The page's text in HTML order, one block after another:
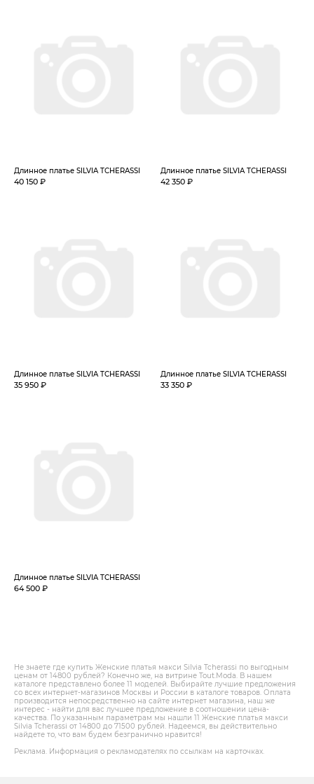
Длинное платье SILVIA TCHERASSI
40 150 ₽
Длинное платье SILVIA TCHERASSI
42 350 ₽
Длинное платье SILVIA TCHERASSI
35 950 ₽
Длинное платье SILVIA TCHERASSI
33 350 ₽
Длинное платье SILVIA TCHERASSI
64 500 ₽
Не знаете где купить Женские платья макси Silvia Tcherassi по выгодным
ценам от 14800 рублей? Конечно же, на витрине Tout.Modа. В нашем
каталоге представлено более 11 моделей. Выбирайте лучшие предложения
со всех интернет-магазинов Москвы и России в каталоге товаров. Оплата
производится непосредственно на сайте интернет магазина, наш же
интерес - найти для вас лучшее предложение в соотношении цена-
качества. По указанным параметрам мы нашли 11 Женские платья макси
Silvia Tcherassi от 14800 до 71500 рублей. Надеемся, вы действительно
найдете то, что вам будем безгранично нравится!
Реклама. Информация о рекламодателях по ссылкам на карточках.